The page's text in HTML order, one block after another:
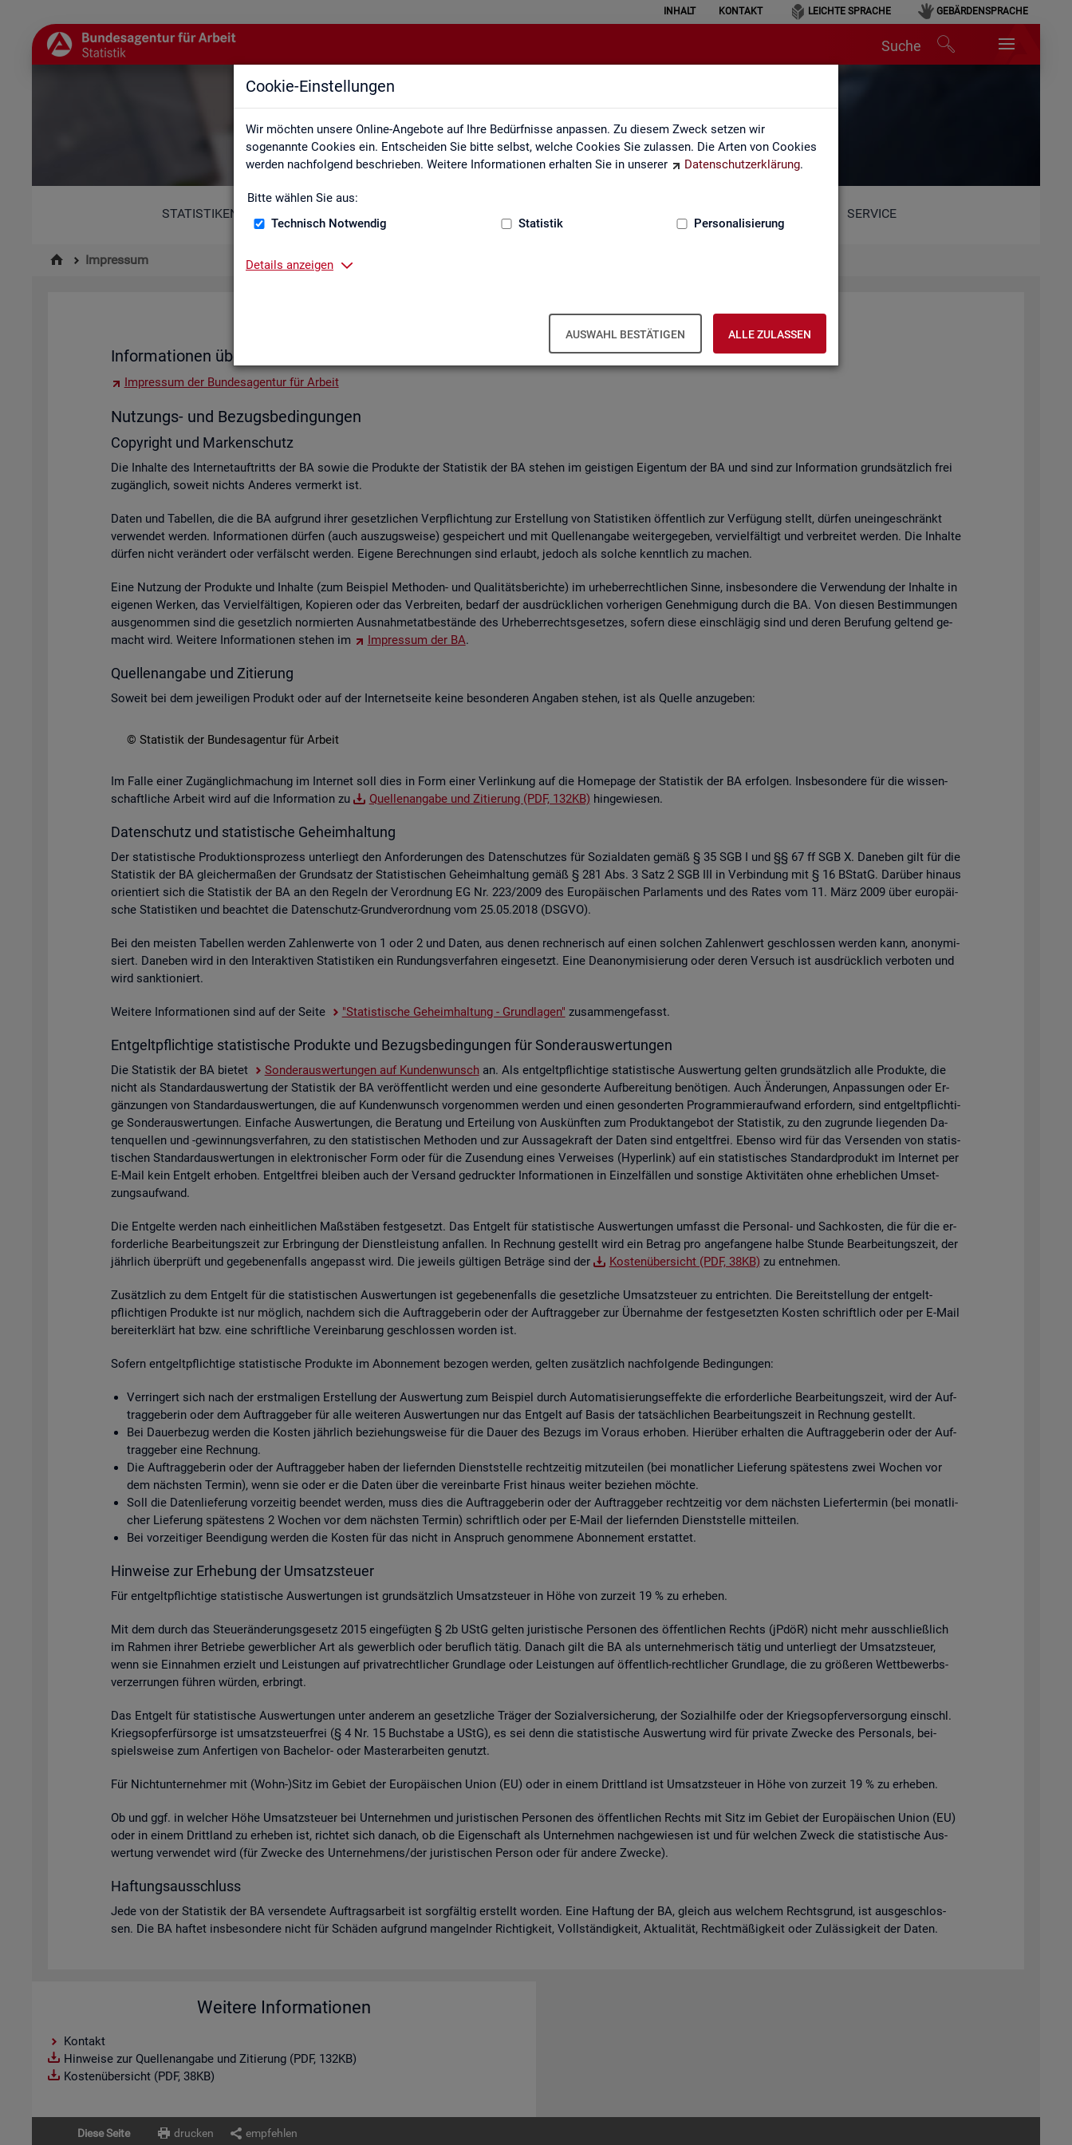
Cookie-Einstellungen
Wir möchten unsere Online-Angebote auf Ihre Bedürfnisse anpassen. Zu diesem Zweck setzen wir
sogenannte Cookies ein. Entscheiden Sie bitte selbst, welche Cookies Sie zulassen. Die Arten von Cookies
werden nachfolgend beschrieben. Weitere Informationen erhalten Sie in unserer
Datenschutzerklärung.
Bitte wählen Sie aus:
Technisch Notwendig
Statistik Personalisierung
Details anzeigen
AUSWAHL BESTÄTIGEN ALLE ZULASSEN
INHALT KONTAKT LEICHTE SPRACHE GEBÄRDENSPRACHE
Suche
Impressum
STATISTIKEN SERVICE
Impressum
Im­pres­sum der Sta­tis­tik der Bun­des­agen­tur für Ar­beit (BA)
In­for­ma­tio­nen über den Her­aus­ge­ber
Im­pres­sum der Bun­des­agen­tur für Ar­beit
Nut­zungs- und Be­zugs­be­din­gun­gen
Co­py­right und Mar­ken­schutz
Die In­hal­te des In­ter­net­auf­tritts der BA sowie die Pro­duk­te der Sta­tis­tik der BA ste­hen im geis­ti­gen Ei­gen­tum der BA und sind zur In­for­ma­ti­on grund­sätz­lich frei
zu­gäng­lich, so­weit nichts An­de­res ver­merkt ist.
Daten und Ta­bel­len, die die BA auf­grund ihrer ge­setz­li­chen Ver­pflich­tung zur Er­stel­lung von Sta­tis­ti­ken öf­fent­lich zur Ver­fü­gung stellt, dür­fen un­ein­ge­schränkt
ver­wen­det wer­den. In­for­ma­tio­nen dür­fen (auch aus­zugs­wei­se) ge­spei­chert und mit Quel­len­an­ga­be wei­ter­ge­ge­ben, ver­viel­fäl­tigt und ver­brei­tet wer­den. Die In­hal­te
dür­fen nicht ver­än­dert oder ver­fälscht wer­den. Ei­ge­ne Be­rech­nun­gen sind er­laubt, je­doch als sol­che kennt­lich zu ma­chen.
Eine Nut­zung der Pro­duk­te und In­hal­te (zum Bei­spiel Me­tho­den- und Qua­li­täts­be­rich­te) im ur­he­ber­recht­li­chen Sinne, ins­be­son­de­re die Ver­wen­dung der In­hal­te in
ei­ge­nen Wer­ken, das Ver­viel­fäl­ti­gen, Ko­pie­ren oder das Ver­brei­ten, be­darf der aus­drück­li­chen vor­he­ri­gen Ge­neh­mi­gung durch die BA. Von die­sen Be­stim­mun­gen
aus­ge­nom­men sind die ge­setz­lich nor­mier­ten Aus­nah­me­tat­be­stän­de des Ur­he­ber­rechts­ge­set­zes, so­fern diese ein­schlä­gig sind und deren Be­ru­fung gel­tend ge­
macht wird. Wei­te­re In­for­ma­tio­nen ste­hen im
Im­pres­sum der BA.
Quel­len­an­ga­be und Zi­tie­rung
So­weit bei dem je­wei­li­gen Pro­dukt oder auf der In­ter­net­sei­te keine be­son­de­ren An­ga­ben ste­hen, ist als Quel­le an­zu­ge­ben:
© Sta­tis­tik der Bun­des­agen­tur für Ar­beit
Im Falle einer Zu­gäng­lich­ma­chung im In­ter­net soll dies in Form einer Ver­lin­kung auf die Home­page der Sta­tis­tik der BA er­fol­gen. Ins­be­son­de­re für die wis­sen­
schaft­li­che Ar­beit wird auf die In­for­ma­ti­on zu
Quel­len­an­ga­be und Zi­tie­rung (PDF, 132KB) hin­ge­wie­sen.
Da­ten­schutz und sta­tis­ti­sche Ge­heim­hal­tung
Der sta­tis­ti­sche Pro­duk­ti­ons­pro­zess un­ter­liegt den An­for­de­run­gen des Da­ten­schut­zes für So­zi­al­da­ten gemäß § 35 SGB I und §§ 67 ff SGB X. Da­ne­ben gilt für die
Sta­tis­tik der BA glei­cher­ma­ßen der Grund­satz der Sta­tis­ti­schen Ge­heim­hal­tung gemäß § 281 Abs. 3 Satz 2 SGB III in Ver­bin­dung mit § 16 BStatG. Dar­über hin­aus
ori­en­tiert sich die Sta­tis­tik der BA an den Re­geln der Ver­ord­nung EG Nr. 223/2009 des Eu­ro­päi­schen Par­la­ments und des Rates vom 11. März 2009 über eu­ro­päi­
sche Sta­tis­ti­ken und be­ach­tet die Da­ten­schutz-Grund­ver­ord­nung vom 25.05.2018 (DSGVO).
Bei den meis­ten Ta­bel­len wer­den Zah­len­wer­te von 1 oder 2 und Daten, aus denen rech­ne­risch auf einen sol­chen Zah­len­wert ge­schlos­sen wer­den kann, an­ony­mi­
siert. Da­ne­ben wird in den In­ter­ak­ti­ven Sta­tis­ti­ken ein Run­dungs­ver­fah­ren ein­ge­setzt. Eine De­an­ony­mi­sie­rung oder deren Ver­such ist aus­drück­lich ver­bo­ten und
wird sank­tio­niert.
Wei­te­re In­for­ma­tio­nen sind auf der Seite "Sta­tis­ti­sche Ge­heim­hal­tung - Grund­la­gen" zu­sam­men­ge­fasst.
Ent­gelt­pflich­ti­ge sta­tis­ti­sche Pro­duk­te und Be­zugs­be­din­gun­gen für Son­der­aus­wer­tun­gen
Die Sta­tis­tik der BA bie­tet Son­der­aus­wer­tun­gen auf Kun­den­wunschan. Als ent­gelt­pflich­ti­ge sta­tis­ti­sche Aus­wer­tung gel­ten grund­sätz­lich alle Pro­duk­te, die
nicht als Stan­dard­aus­wer­tung der Sta­tis­tik der BA ver­öf­fent­licht wer­den und eine ge­son­der­te Auf­be­rei­tung be­nö­ti­gen. Auch Än­de­run­gen, An­pas­sun­gen oder Er­
gän­zun­gen von Stan­dard­aus­wer­tun­gen, die auf Kun­den­wunsch vor­ge­nom­men wer­den und einen ge­son­der­ten Pro­gram­mier­auf­wand er­for­dern, sind ent­gelt­pflich­ti­
ge Son­der­aus­wer­tun­gen. Ein­fa­che Aus­wer­tun­gen, die Be­ra­tung und Er­tei­lung von Aus­künf­ten zum Pro­dukt­an­ge­bot der Sta­tis­tik, zu den zu­grun­de lie­gen­den Da­
ten­quel­len und -ge­win­nungs­ver­fah­ren, zu den sta­tis­ti­schen Me­tho­den und zur Aus­sa­ge­kraft der Daten sind ent­gelt­frei. Eben­so wird für das Ver­sen­den von sta­tis­
ti­schen Stan­dard­aus­wer­tun­gen in elek­tro­ni­scher Form oder für die Zu­sen­dung eines Ver­wei­ses (Hy­per­link) auf ein sta­tis­ti­sches Stan­dard­pro­dukt im In­ter­net per
E-Mail kein Ent­gelt er­ho­ben. Ent­gelt­frei blei­ben auch der Ver­sand ge­druck­ter In­for­ma­tio­nen in Ein­zel­fäl­len und sons­ti­ge Ak­ti­vi­tä­ten ohne er­heb­li­chen Um­set­
zungs­auf­wand.
Die Ent­gel­te wer­den nach ein­heit­li­chen Maß­stä­ben fest­ge­setzt. Das Ent­gelt für sta­tis­ti­sche Aus­wer­tun­gen um­fasst die Per­so­nal- und Sach­kos­ten, die für die er­
for­der­li­che Be­ar­bei­tungs­zeit zur Er­brin­gung der Dienst­leis­tung an­fal­len. In Rech­nung ge­stellt wird ein Be­trag pro an­ge­fan­ge­ne halbe Stun­de Be­ar­bei­tungs­zeit, der
jähr­lich über­prüft und ge­ge­be­nen­falls an­ge­passt wird. Die je­weils gül­ti­gen Be­trä­ge sind der
Kos­ten­über­sicht (PDF, 38KB) zu ent­neh­men.
Zu­sätz­lich zu dem Ent­gelt für die sta­tis­ti­schen Aus­wer­tun­gen ist ge­ge­be­nen­falls die ge­setz­li­che Um­satz­steu­er zu ent­rich­ten. Die Be­reit­stel­lung der ent­gelt­
pflich­ti­gen Pro­duk­te ist nur mög­lich, nach­dem sich die Auf­trag­ge­be­rin oder der Auf­trag­ge­ber zur Über­nah­me der fest­ge­setz­ten Kos­ten schrift­lich oder per E-Mail
be­reit­er­klärt hat bzw. eine schrift­li­che Ver­ein­ba­rung ge­schlos­sen wor­den ist.
So­fern ent­gelt­pflich­ti­ge sta­tis­ti­sche Pro­duk­te im Abon­ne­ment be­zo­gen wer­den, gel­ten zu­sätz­lich nach­fol­gen­de Be­din­gun­gen:
Ver­rin­gert sich nach der erst­ma­li­gen Er­stel­lung der Aus­wer­tung zum Bei­spiel durch Au­to­ma­ti­sie­rungs­ef­fek­te die er­for­der­li­che Be­ar­bei­tungs­zeit, wird der Auf­
trag­ge­be­rin oder dem Auf­trag­ge­ber für alle wei­te­ren Aus­wer­tun­gen nur das Ent­gelt auf Basis der tat­säch­li­chen Be­ar­bei­tungs­zeit in Rech­nung ge­stellt.
Bei Dau­er­be­zug wer­den die Kos­ten jähr­lich be­zie­hungs­wei­se für die Dauer des Be­zugs im Vor­aus er­ho­ben. Hier­über er­hal­ten die Auf­trag­ge­be­rin oder der Auf­
trag­ge­ber eine Rech­nung.
Die Auf­trag­ge­be­rin oder der Auf­trag­ge­ber haben der lie­fern­den Dienst­stel­le recht­zei­tig mit­zu­tei­len (bei mo­nat­li­cher Lie­fe­rung spä­tes­tens zwei Wo­chen vor
dem nächs­ten Ter­min), wenn sie oder er die Daten über die ver­ein­bar­te Frist hin­aus wei­ter be­zie­hen möch­te.
Soll die Da­ten­lie­fe­rung vor­zei­tig be­en­det wer­den, muss dies die Auf­trag­ge­be­rin oder der Auf­trag­ge­ber recht­zei­tig vor dem nächs­ten Lie­fer­ter­min (bei mo­nat­li­
cher Lie­fe­rung spä­tes­tens 2 Wo­chen vor dem nächs­ten Ter­min) schrift­lich oder per E-Mail der lie­fern­den Dienst­stel­le mit­tei­len.
Bei vor­zei­ti­ger Be­en­di­gung wer­den die Kos­ten für das nicht in An­spruch ge­nom­me­ne Abon­ne­ment er­stat­tet.
Hin­wei­se zur Er­he­bung der Um­satz­steu­er
Für ent­gelt­pflich­ti­ge sta­tis­ti­sche Aus­wer­tun­gen ist grund­sätz­lich Um­satz­steu­er in Höhe von zur­zeit 19 % zu er­he­ben.
Mit dem durch das Steu­er­än­de­rungs­ge­setz 2015 ein­ge­füg­ten § 2b UStG gel­ten ju­ris­ti­sche Per­so­nen des öf­fent­li­chen Rechts (jPdöR) nicht mehr aus­schlie­ß­lich
im Rah­men ihrer Be­trie­be ge­werb­li­cher Art als ge­werb­lich oder be­ruf­lich tätig. Da­nach gilt die BA als un­ter­neh­me­risch tätig und un­ter­liegt der Um­satz­steu­er,
wenn sie Ein­nah­men er­zielt und Leis­tun­gen auf pri­vat­recht­li­cher Grund­la­ge oder Leis­tun­gen auf öf­fent­lich-recht­li­cher Grund­la­ge, die zu grö­ße­ren Wett­be­werbs­
ver­zer­run­gen füh­ren wür­den, er­bringt.
Das Ent­gelt für sta­tis­ti­sche Aus­wer­tun­gen unter an­de­rem an ge­setz­li­che Trä­ger der So­zi­al­ver­si­che­rung, der So­zi­al­hil­fe oder der Kriegs­op­fer­ver­sor­gung einschl.
Kriegs­op­fer­für­sor­ge ist um­satz­steu­er­frei (§ 4 Nr. 15 Buch­sta­be a UStG), es sei denn die sta­tis­ti­sche Aus­wer­tung wird für pri­va­te Zwe­cke des Per­so­nals, bei­
spiels­wei­se zum An­fer­ti­gen von Ba­che­lor- oder Mas­ter­ar­bei­ten ge­nutzt.
Für Nicht­un­ter­neh­mer mit (Wohn-)Sitz im Ge­biet der Eu­ro­päi­schen Union (EU) oder in einem Dritt­land ist Um­satz­steu­er in Höhe von zur­zeit 19 % zu er­he­ben.
Ob und ggf. in wel­cher Höhe Um­satz­steu­er bei Un­ter­neh­men und ju­ris­ti­schen Per­so­nen des öf­fent­li­chen Rechts mit Sitz im Ge­biet der Eu­ro­päi­schen Union (EU)
oder in einem Dritt­land zu er­he­ben ist, rich­tet sich da­nach, ob die Ei­gen­schaft als Un­ter­neh­men nach­ge­wie­sen ist und für wel­chen Zweck die sta­tis­ti­sche Aus­
wer­tung ver­wen­det wird (für Zwe­cke des Un­ter­neh­mens/der ju­ris­ti­schen Per­son oder für an­de­re Zwe­cke).
Haf­tungs­aus­schluss
Jede von der Sta­tis­tik der BA ver­sen­de­te Auf­trags­ar­beit ist sorg­fäl­tig er­stellt wor­den. Eine Haf­tung der BA, gleich aus wel­chem Rechts­grund, ist aus­ge­schlos­
sen. Die BA haf­tet ins­be­son­de­re nicht für Schä­den auf­grund man­geln­der Rich­tig­keit, Voll­stän­dig­keit, Ak­tua­li­tät, Recht­mä­ßig­keit oder Zu­läs­sig­keit der Daten.
Weitere Informationen
Kontakt
Hinweise zur Quellenangabe und Zitierung (PDF, 132KB)
Kostenübersicht (PDF, 38KB)
Diese Seite drucken empfehlen